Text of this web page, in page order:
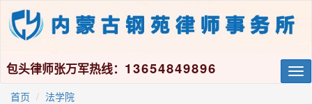
包头律师张万军热线： 13654849896
首页 法学院